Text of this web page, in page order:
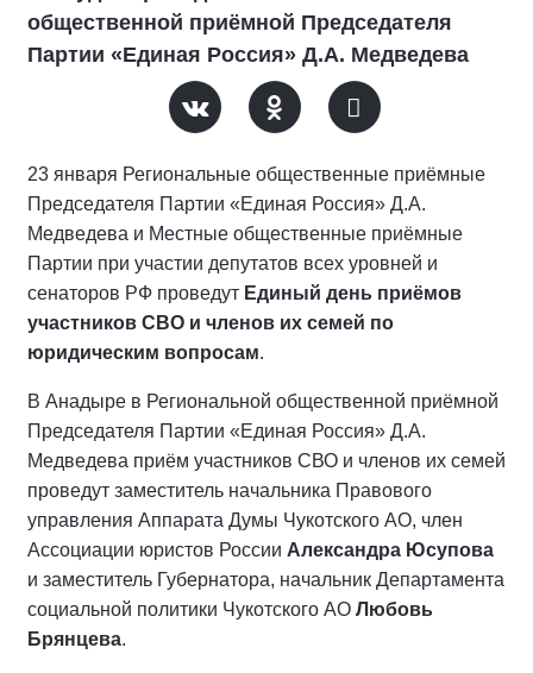
общественной приёмной Председателя
Партии «Единая Россия» Д.А. Медведева
23 января Региональные общественные приёмные
Председателя Партии «Единая Россия» Д.А.
Медведева и Местные общественные приёмные
Партии при участии депутатов всех уровней и
сенаторов РФ проведут Единый день приёмов
участников СВО и членов их семей по
юридическим вопросам.
В Анадыре в Региональной общественной приёмной
Председателя Партии «Единая Россия» Д.А.
Медведева приём участников СВО и членов их семей
проведут заместитель начальника Правового
управления Аппарата Думы Чукотского АО, член
Ассоциации юристов России Александра Юсупова
и заместитель Губернатора, начальник Департамента
социальной политики Чукотского АО Любовь
Брянцева.